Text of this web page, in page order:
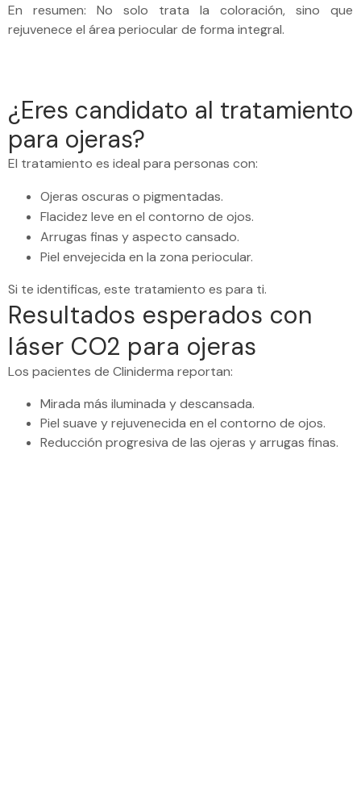
En resumen: No solo trata la coloración, sino que
rejuvenece el área periocular de forma integral.
¿Eres candidato al tratamiento
para ojeras?
El tratamiento es ideal para personas con:
Ojeras oscuras o pigmentadas.
Flacidez leve en el contorno de ojos.
Arrugas finas y aspecto cansado.
Piel envejecida en la zona periocular.
Si te identificas, este tratamiento es para ti.
Resultados esperados con
láser CO2 para ojeras
Los pacientes de Cliniderma reportan:
Mirada más iluminada y descansada.
Piel suave y rejuvenecida en el contorno de ojos.
Reducción progresiva de las ojeras y arrugas finas.